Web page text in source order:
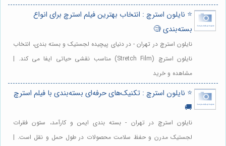
⭐️ نایلون استرچ : انتخاب بهترین فیلم استرچ برای انواع
بسته‌بندی 🧐
نایلون استرچ در تهران - در دنیای پیچیده لجستیک و بسته بندی، انتخاب
نایلون استرچ (Stretch Film) مناسب نقشی حیاتی ایفا می کند. |
مشاهده و خرید
⭐️ نایلون استرچ : تکنیک‌های حرفه‌ای بسته‌بندی با فیلم استرچ
🚚
نایلون استرچ در تهران - بسته بندی ایمن و کارآمد، ستون فقرات
لجستیک مدرن و حفظ سلامت محصولات در طول حمل و نقل است. |